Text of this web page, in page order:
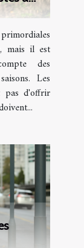
mais il est
des
Les
pas d'offrir